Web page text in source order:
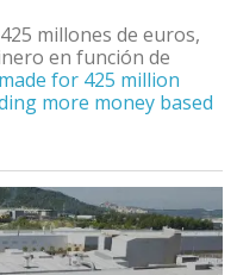
millones de euros,
en función de
for 425 million
more money based